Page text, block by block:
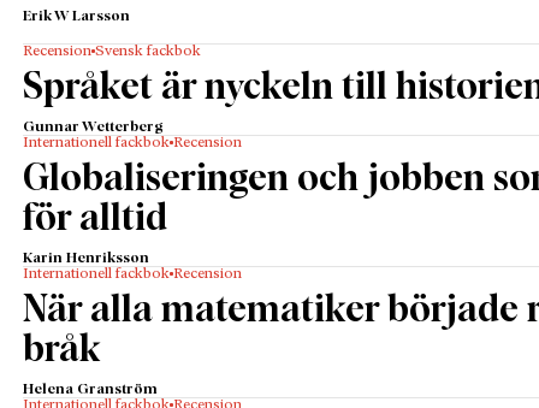
Erik W Larsson
Recension Svensk fackbok
Språket är nyckeln till
Gunnar Wetterberg
Internationell fackbok Recension
Globaliseringen och jobben
för alltid
Karin Henriksson
Internationell fackbok Recension
När alla matematiker började
bråk
Helena Granström